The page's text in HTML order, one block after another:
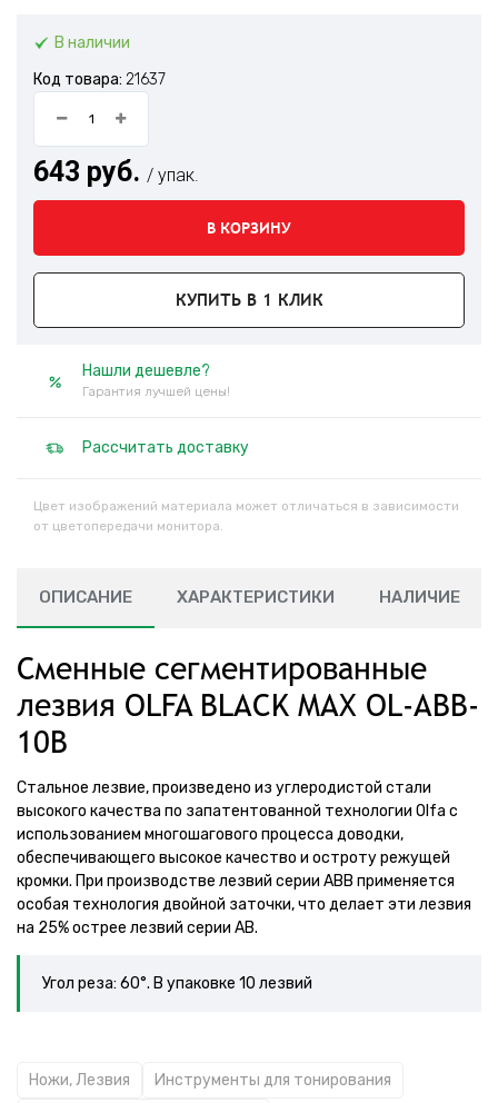
В наличии
Код товара: 21637
643 руб. / упак.
В КОРЗИНУ
КУПИТЬ В 1 КЛИК
Нашли дешевле?
Гарантия лучшей цены!
Рассчитать доставку
Цвет изображений материала может отличаться в зависимости
от цветопередачи монитора.
ОПИСАНИЕ ХАРАКТЕРИСТИКИ НАЛИЧИЕ
Сменные сегментированные
лезвия OLFA BLACK MAX OL-ABB-
10B
Стальное лезвие, произведено из углеродистой стали
высокого качества по запатентованной технологии Olfa с
использованием многошагового процесса доводки,
обеспечивающего высокое качество и остроту режущей
кромки. При производстве лезвий серии АВВ применяется
особая технология двойной заточки, что делает эти лезвия
на 25% острее лезвий серии AB.
Угол реза: 60°. В упаковке 10 лезвий
Ножи, Лезвия
Инструменты для тонирования